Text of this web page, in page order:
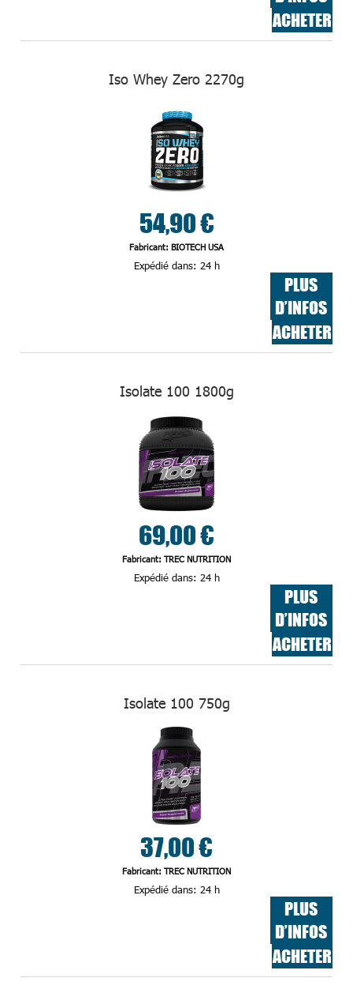
ACHETER
Iso Whey Zero 2270g
54,90 €
Fabricant: BIOTECH USA
Expédié dans: 24 h
PLUS
D’INFOS
ACHETER
Isolate 100 1800g
69,00 €
Fabricant: TREC NUTRITION
Expédié dans: 24 h
PLUS
D’INFOS
ACHETER
Isolate 100 750g
37,00 €
Fabricant: TREC NUTRITION
Expédié dans: 24 h
PLUS
D’INFOS
ACHETER